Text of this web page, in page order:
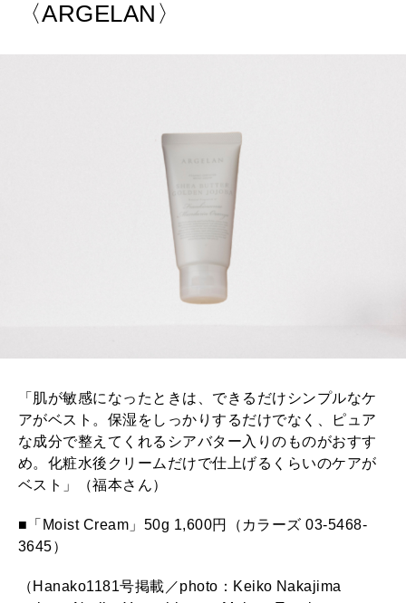
〈ARGELAN〉
「肌が敏感になったときは、できるだけシンプルなケ
アがベスト。保湿をしっかりするだけでなく、ピュア
な成分で整えてくれるシアバター入りのものがおすす
め。化粧水後クリームだけで仕上げるくらいのケアが
ベスト」（福本さん）
■「Moist Cream」50g 1,600円（カラーズ 03-5468-
3645）
（Hanako1181号掲載／photo：Keiko Nakajima